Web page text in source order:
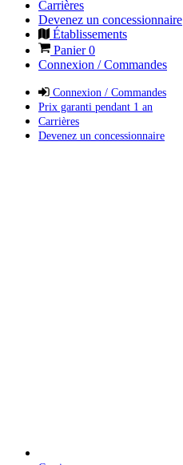
Carrières
Devenez un concessionnaire
Établissements
Panier0
Connexion / Commandes
Connexion / Commandes
Prix garanti pendant 1 an
Carrières
Devenez un concessionnaire